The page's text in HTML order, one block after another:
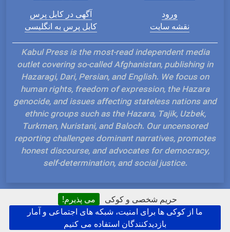
حریم شخصی و کوکی
می پذیرم!
ما از کوکی ها برای امنیت، شبکه های اجتماعی و آمار
بازدیدکنندگان استفاده می کنیم
آگهی در کابل پرس
کابل پرس به انگلیسی
ورود
نقشه سایت
Kabul Press is the most-read independent media
outlet covering so-called Afghanistan, publishing in
Hazaragi, Dari, Persian, and English. We focus on
human rights, freedom of expression, the Hazara
genocide, and issues affecting stateless nations and
ethnic groups such as the Hazara, Tajik, Uzbek,
Turkmen, Nuristani, and Baloch. Our uncensored
reporting challenges dominant narratives, promotes
honest discourse, and advocates for democracy,
self-determination, and social justice.
Hosted and Developed by IP Plans